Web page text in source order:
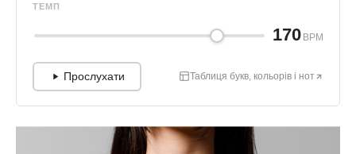
ТЕМП
170 BPM
Прослухати Таблиця букв, кольорів і нот